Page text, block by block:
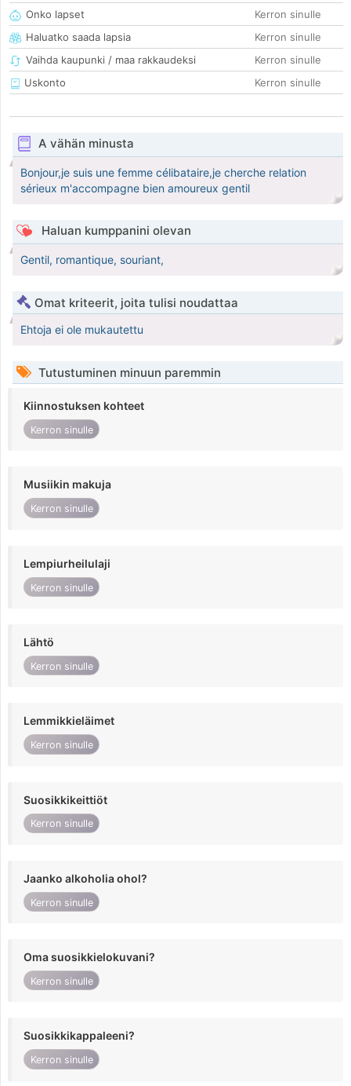
Onko lapset
Kerron sinulle
Haluatko saada lapsia
Kerron sinulle
Vaihda kaupunki / maa rakkaudeksi
Kerron sinulle
Uskonto
Kerron sinulle
A vähän minusta
Bonjour,je suis une femme célibataire,je cherche relation
sérieux m'accompagne bien amoureux gentil
Haluan kumppanini olevan
Gentil, romantique, souriant,
Omat kriteerit, joita tulisi noudattaa
Ehtoja ei ole mukautettu
Tutustuminen minuun paremmin
Kiinnostuksen kohteet
Kerron sinulle
Musiikin makuja
Kerron sinulle
Lempiurheilulaji
Kerron sinulle
Lähtö
Kerron sinulle
Lemmikkieläimet
Kerron sinulle
Suosikkikeittiöt
Kerron sinulle
Jaanko alkoholia ohol?
Kerron sinulle
Oma suosikkielokuvani?
Kerron sinulle
Suosikkikappaleeni?
Kerron sinulle